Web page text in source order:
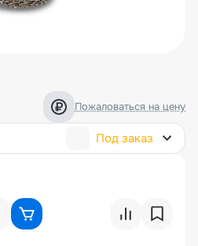
Пожаловаться на цену
Под заказ